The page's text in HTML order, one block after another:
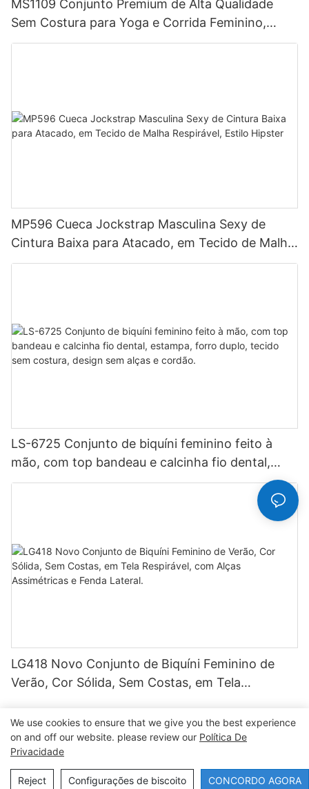
MS1109 Conjunto Premium de Alta Qualidade
Sem Costura para Yoga e Corrida Feminino,
Roupa de Compressão Ajustada para
MP596 Cueca Jockstrap Masculina Sexy de
Cintura Baixa para Atacado, em Tecido de Malha
Respirável, Estilo Hipster
LS-6725 Conjunto de biquíni feminino feito à
mão, com top bandeau e calcinha fio dental,
estampa, forro duplo, tecido sem costura, design
LG418 Novo Conjunto de Biquíni Feminino de
Verão, Cor Sólida, Sem Costas, em Tela
Lateral.
Copyright © 2026 Dongguan Lanteng Sports Products Co.,
Ltd. |
Mapa do Site∣Política de Privacidade
We use cookies to ensure that we give you the best experience
on and off our website. please review our Política De
Privacidade
Reject Configurações de biscoito CONCORDO AGORA